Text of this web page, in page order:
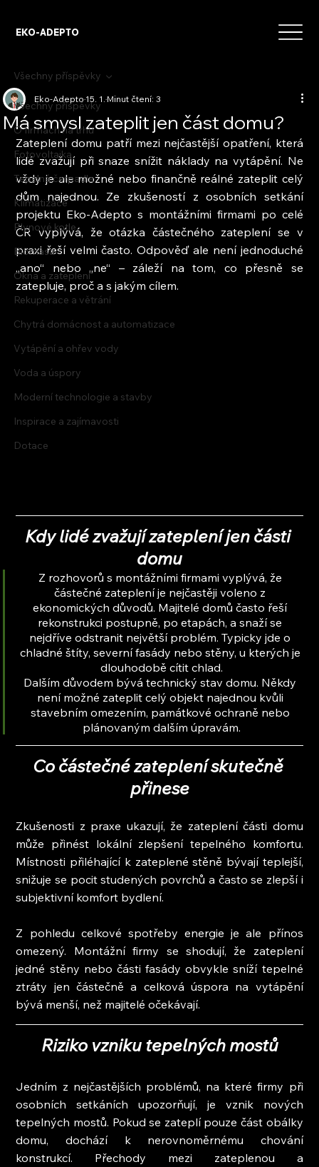
EKO-ADEPTO
Všechny příspěvky
O firmách na trhu
Fotovoltaika
Tepelná čerpadla
Klimatizace
Plynové kotle
Biomasa
Okna a zateplení
Rekuperace a větrání
Chytrá domácnost a automatizace
Vytápění a ohřev vody
Voda a úspory
Moderní technologie a stavby
Inspirace a zajímavosti
Dotace
Všechny příspěvky
Má smysl zateplit jen část domu?
Eko-Adepto15. 1.Minut čtení: 3
Zateplení domu patří mezi nejčastější opatření, která
lidé zvažují při snaze snížit náklady na vytápění. Ne
vždy je ale možné nebo finančně reálné zateplit celý
dům najednou. Ze zkušeností z osobních setkání
projektu Eko-Adepto s montážními firmami po celé
ČR vyplývá, že otázka částečného zateplení se v
praxi řeší velmi často. Odpověď ale není jednoduché
„ano“ nebo „ne“ – záleží na tom, co přesně se
zatepluje, proč a s jakým cílem.
Kdy lidé zvažují zateplení jen části
domu
Z rozhovorů s montážními firmami vyplývá, že
částečné zateplení je nejčastěji voleno z
ekonomických důvodů. Majitelé domů často řeší
rekonstrukci postupně, po etapách, a snaží se
nejdříve odstranit největší problém. Typicky jde o
chladné štíty, severní fasády nebo stěny, u kterých je
dlouhodobě cítit chlad.
Dalším důvodem bývá technický stav domu. Někdy
není možné zateplit celý objekt najednou kvůli
stavebním omezením, památkové ochraně nebo
plánovaným dalším úpravám.
Co částečné zateplení skutečně
přinese
Zkušenosti z praxe ukazují, že zateplení části domu
může přinést lokální zlepšení tepelného komfortu.
Místnosti přiléhající k zateplené stěně bývají teplejší,
snižuje se pocit studených povrchů a často se zlepší i
subjektivní komfort bydlení.
Z pohledu celkové spotřeby energie je ale přínos
omezený. Montážní firmy se shodují, že zateplení
jedné stěny nebo části fasády obvykle sníží tepelné
ztráty jen částečně a celková úspora na vytápění
bývá menší, než majitelé očekávají.
Riziko vzniku tepelných mostů
Jedním z nejčastějších problémů, na které firmy při
osobních setkáních upozorňují, je vznik nových
tepelných mostů. Pokud se zateplí pouze část obálky
domu, dochází k nerovnoměrnému chování
konstrukcí. Přechody mezi zateplenou a